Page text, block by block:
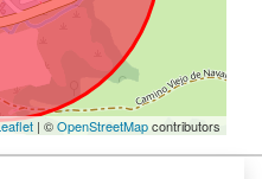
| ©OpenStreetMapcontributors